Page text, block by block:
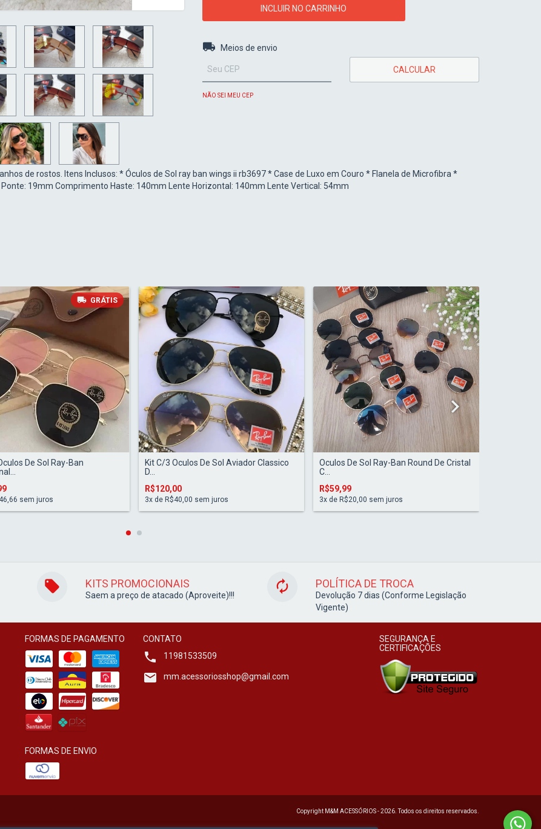
Entregas para o CEP:
Meios de envio
CALCULAR
NÃO SEI MEU CEP
de rostos. Itens Inclusos: * Óculos de Sol ray ban wings ii rb3697 * Case de Luxo em Couro * Flanela de Microfibra *
19mm Comprimento Haste: 140mm Lente Horizontal: 140mm Lente Vertical: 54mm
GRÁTIS
De Sol Ray-Ban
sem juros
Kit C/3 Oculos De Sol Aviador Classico
D...
R$120,00
3x de R$40,00 sem juros
Oculos De Sol Ray-Ban Round De Cristal
C...
R$59,99
3x deR$20,00 sem juros
KITS PROMOCIONAIS
Saem a preço de atacado (Aproveite)!!!
POLÍTICA DE TROCA
Devolução 7 dias (Conforme Legislação
Vigente)
FORMAS DE PAGAMENTO
FORMAS DE ENVIO
CONTATO
11981533509
mm.acessoriosshop@gmail.com
SEGURANÇA E
CERTIFICAÇÕES
Copyright M&M ACESSÓRIOS - 2026. Todos os direitos reservados.